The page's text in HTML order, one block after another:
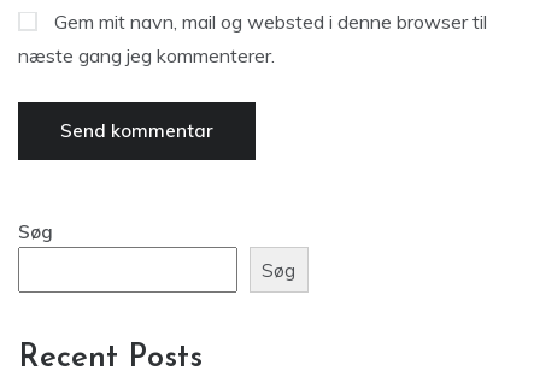
Gem mit navn, mail og websted i denne browser til
næste gang jeg kommenterer.
Søg
Søg
Recent Posts